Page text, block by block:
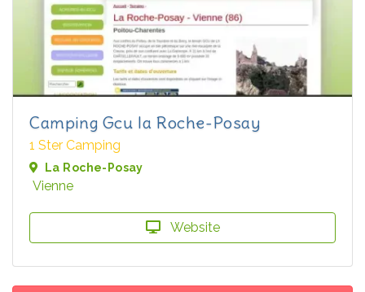
Camping Gcu la Roche-Posay
1 Ster Camping
La Roche-Posay
Vienne
Website